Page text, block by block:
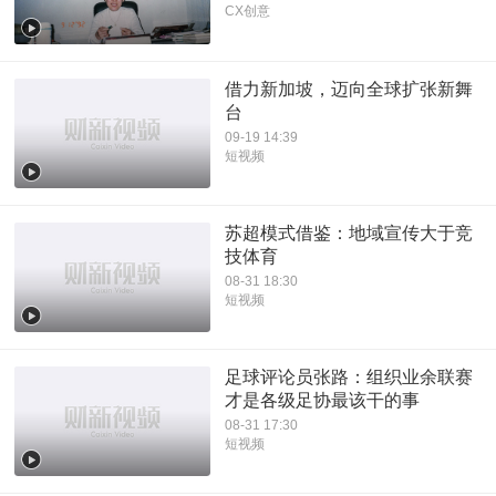
CX创意
借力新加坡，迈向全球扩张新舞
台
09-19 14:39
短视频
苏超模式借鉴：地域宣传大于竞
技体育
08-31 18:30
短视频
足球评论员张路：组织业余联赛
才是各级足协最该干的事
08-31 17:30
短视频